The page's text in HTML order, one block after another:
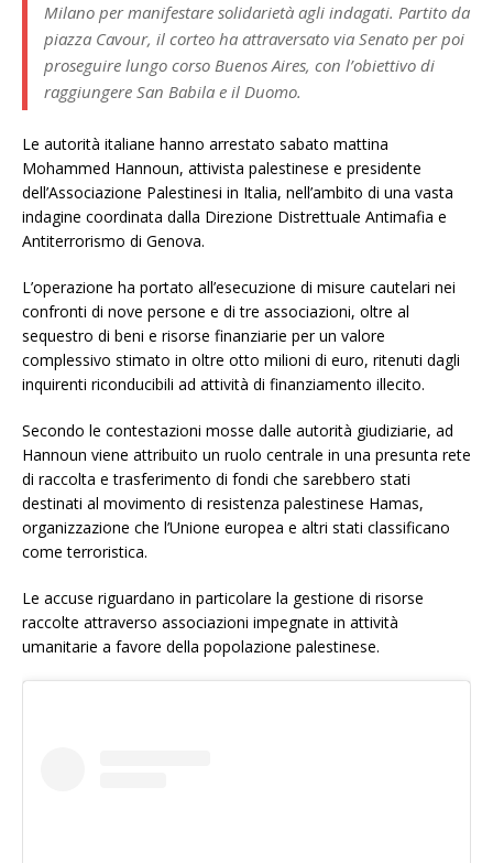
Milano per manifestare solidarietà agli indagati. Partito da
piazza Cavour, il corteo ha attraversato via Senato per poi
proseguire lungo corso Buenos Aires, con l’obiettivo di
raggiungere San Babila e il Duomo.
Le autorità italiane hanno arrestato sabato mattina
Mohammed Hannoun, attivista palestinese e presidente
dell’Associazione Palestinesi in Italia, nell’ambito di una vasta
indagine coordinata dalla Direzione Distrettuale Antimafia e
Antiterrorismo di Genova.
L’operazione ha portato all’esecuzione di misure cautelari nei
confronti di nove persone e di tre associazioni, oltre al
sequestro di beni e risorse finanziarie per un valore
complessivo stimato in oltre otto milioni di euro, ritenuti dagli
inquirenti riconducibili ad attività di finanziamento illecito.
Secondo le contestazioni mosse dalle autorità giudiziarie, ad
Hannoun viene attribuito un ruolo centrale in una presunta rete
di raccolta e trasferimento di fondi che sarebbero stati
destinati al movimento di resistenza palestinese Hamas,
organizzazione che l’Unione europea e altri stati classificano
come terroristica.
Le accuse riguardano in particolare la gestione di risorse
raccolte attraverso associazioni impegnate in attività
umanitarie a favore della popolazione palestinese.